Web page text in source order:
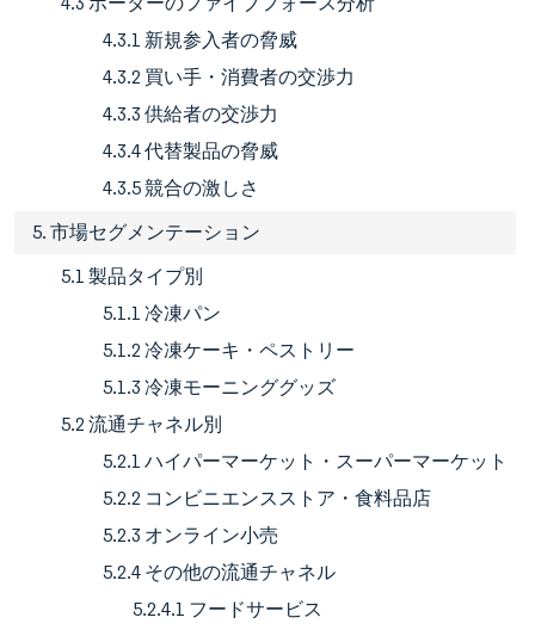
4.3.1 新規参入者の脅威
4.3.2 買い手・消費者の交渉力
4.3.3 供給者の交渉力
4.3.4 代替製品の脅威
4.3.5 競合の激しさ
5. 市場セグメンテーション
5.1 製品タイプ別
5.1.1 冷凍パン
5.1.2 冷凍ケーキ・ペストリー
5.1.3 冷凍モーニンググッズ
5.2 流通チャネル別
5.2.1 ハイパーマーケット・スーパーマーケット
5.2.2 コンビニエンスストア・食料品店
5.2.3 オンライン小売
5.2.4 その他の流通チャネル
5.2.4.1 フードサービス